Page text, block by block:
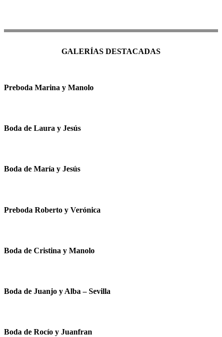
GALERÍAS DESTACADAS
Preboda Marina y Manolo
Boda de Laura y Jesús
Boda de María y Jesús
Preboda Roberto y Verónica
Boda de Cristina y Manolo
Boda de Juanjo y Alba – Sevilla
Boda de Rocío y Juanfran